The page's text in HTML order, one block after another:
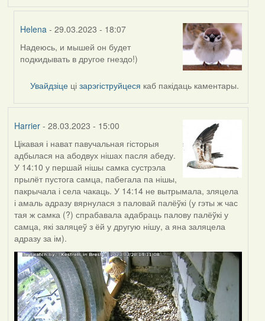
Helena - 29.03.2023 - 18:07
In
reply
Feather
Надеюсь, и мышей он будет
подкидывать в другое гнездо!)
Увайдзіце цізарэгіструйцеся каб пакідаць каментары.
Harrier- 28.03.2023 - 15:00
Цікавая і нават павучальная гісторыя
адбылася на абодвух нішах пасля абеду.
У 14:10 у першай нішы самка сустрэла
прылёт пустога самца, пабегала па нішы,
пакрычала і села чакаць. У 14:14 не вытрымала, зляцела
і амаль адразу вярнулася з паловай палёўкі (у гэты ж час
тая ж самка (?) спрабавала адабраць палову палёўкі у
самца, які заляцеў з ёй у другую нішу, а яна заляцела
адразу за ім).